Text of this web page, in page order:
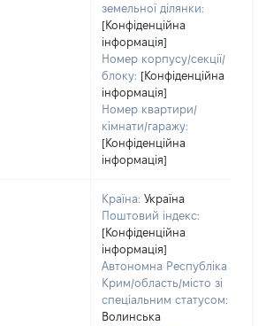
земельної ділянки:
[Конфіденційна
інформація]
Номер корпусу/секції/
блоку: [Конфіденційна
інформація]
Номер квартири/
кімнати/гаражу:
[Конфіденційна
інформація]
Країна: Україна
Поштовий індекс:
[Конфіденційна
інформація]
Автономна Республіка
Крим/область/місто зі
спеціальним статусом:
Волинська